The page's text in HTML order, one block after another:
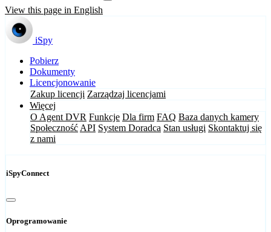
View this page in English
iSpy
Pobierz
Dokumenty
Licencjonowanie
Zakup licencji Zarządzaj licencjami
Więcej
O Agent DVR Funkcje Dla firm FAQ Baza danych kamery
Społeczność API System Doradca Stan usługi Skontaktuj się
z nami
iSpyConnect
Oprogramowanie